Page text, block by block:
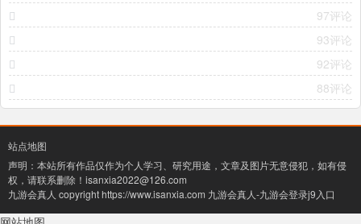
97评论
93评论
92评论
88评论
站点地图
声明：本站所有作品仅作为个人学习、研究用途，文章及图片无意侵犯，如有侵
权，请联系删除！ isanxia2022@126.com
九游会真人 copyright https://www.isanxia.com 九游会真人-九游会登录j9入口